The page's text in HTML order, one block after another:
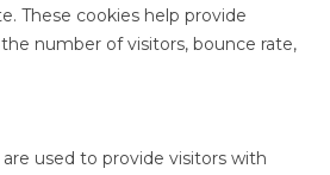
These cookies help provide
number of visitors, bounce rate,
used to provide visitors with